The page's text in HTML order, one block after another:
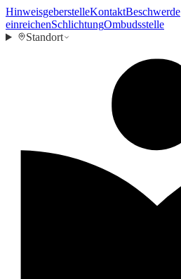
HinweisgeberstelleKontaktBeschwerde
einreichenSchlichtungOmbudsstelle
Standort